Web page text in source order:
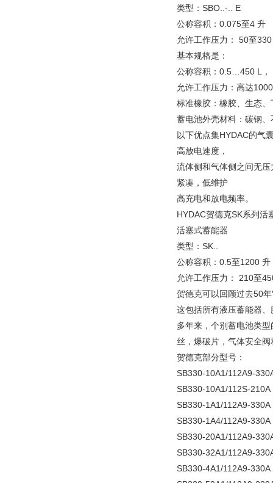
类型：SBO..-.. E
公称容积：0.075至4 升
允许工作压力： 50至
基本规格是：
公称容积：0.5…450 L，
允许工作压力：高达
标准橡胶：橡胶、生态
蓄电池外壳材料：碳钢
以下优点集HYDAC的气
高放电速度，
流体侧和气体侧之间无压
紧凑，低维护
高充电和放电频率。
HYDAC贺德克SK系列活
活塞式蓄能器
类型：SK..
公称容积：0.5至1200 升
允许工作压力： 210至
贺德克可以回顾过去50
这包括所有液压蓄能器
多年来，个别蓄电池类
丝，爆破片，气体安全
贺德克部分型号：
SB330-10A1/112A9-
SB330-10A1/112S-210A
SB330-1A1/112A9-330A
SB330-1A4/112A9-330A
SB330-20A1/112A9-
SB330-32A1/112A9-
SB330-4A1/112A9-330A